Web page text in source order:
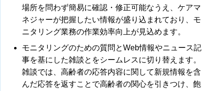
場所を問わず簡易に確認・修正可能なうえ、ケアマ
ネジャーが把握したい情報が盛り込まれており、モ
ニタリング業務の作業効率向上が見込めます。
モニタリングのための質問とWeb情報やニュース記
事を基にした雑談とをシームレスに切り替えます。
雑談では、高齢者の応答内容に関して新規情報を含
んだ応答を返すことで高齢者の関心を引きつけ、飽